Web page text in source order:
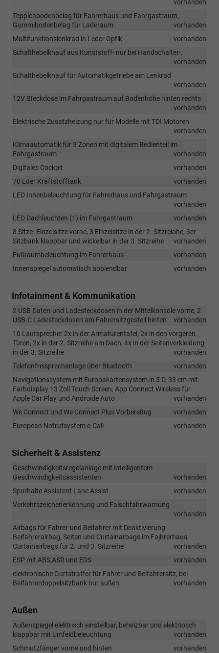
vorhanden
Teppichbodenbelag für Fahrerhaus und Fahrgastraum,
Gummibodenbelag für Laderaum
vorhanden
Multifunktionslenkrad in Leder Optik
vorhanden
Schalthebelknauf aus Kunststoff- nur bei Handschalter-.
vorhanden
Schalthebelknauf für Automatikgetriebe am Lenkrad
vorhanden
12V Steckdose im Fahrgastraum auf Bodenhöhe hinten rechts
vorhanden
Elektrische Zusatzheizung nur für Modelle mit TDI Motoren
vorhanden
Klimaautomatik für 3 Zonen mit digitalem Bedienteil im
Fahrgastraum
vorhanden
Digitales Cockpit
vorhanden
70 Liter Kraftstofftank
vorhanden
LED Innenbeleuchtung für Fahrerhaus und Fahrgastraum
vorhanden
LED Dachleuchten (1) im Fahrgastraum
vorhanden
8 Sitze- Einzelsitze vorne, 3 Einzelsitze in der 2. Sitzreiohe, 3er
Sitzbank klappbar und wickelbar in der 3. Sitzreihe
vorhanden
Fußraumbeleuchtung im Fahrerhaus
vorhanden
Innenspiegel automatisch abblendbar
vorhanden
Infotainment & Kommunikation
2 USB Daten-und Ladesteckdosen in der Mittelkonsole vorne, 2
USB-C Ladesteckdosen am Fahrersitzgestell hinten
vorhanden
10 Lautsprecher 2x in der Armaturentafel, 2x in den vorgeren
Türen, 2x in der 2. Sitzreihe am Dach, 4x in der Seitenverkleidung
in der 3. Sitzreihe
vorhanden
Telefonfreisprechanlage über Bluetooth
vorhanden
Navigationssystem mit Europakartensystem in 3 D, 33 cm mit
Farbdisplay 13 Zoll Touch Screen, App Connect Wireless für
Apple Car Play und Androide Auto
vorhanden
We Connect und We Connect Plus Vorbereitug
vorhanden
European Notrufsystem e-Call
vorhanden
Sicherheit & Assistenz
Geschwindigkeitsregelanlage mit intelligentem
Geschwindigkeitsassistenten
vorhanden
Spurhalte Assistent Lane Assist
vorhanden
Verkehrszeichenerkennung und Falschfahrwarnung
vorhanden
Airbags für Fahrer-und Beifahrer mit Deaktivierung
Beifahrerairbag, Seiten und Curtainarbags im Fajhrerhaus,
Curtainairbags für 2. und 3. Sitzreihe
vorhanden
ESP mit ABS,ASR und EDS
vorhanden
elektronische Gurtstraffer für Fahrer und Beifahrersitz, bei
Beifahrerdoppelsitzbank nur außen
vorhanden
Außen
Außenspiegel elektrisch einstellbar, beheizbar und elektriosch
klappbar mit Umfeldbeleuchtung
vorhanden
Schmutzfänger vorne und hinten
vorhanden